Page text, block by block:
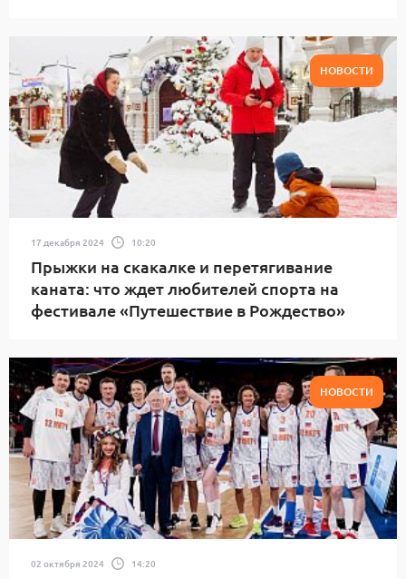
НОВОСТИ
17 декабря 2024 10:20
Прыжки на скакалке и перетягивание
каната: что ждет любителей спорта на
фестивале «Путешествие в Рождество»
НОВОСТИ
02 октября 2024 14:20